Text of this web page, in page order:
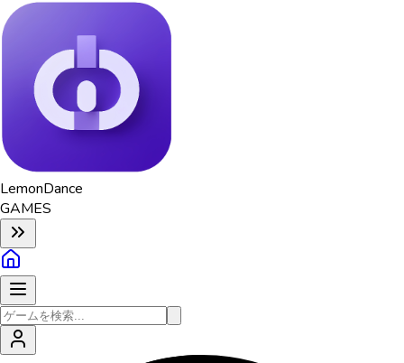
LemonDance
GAMES